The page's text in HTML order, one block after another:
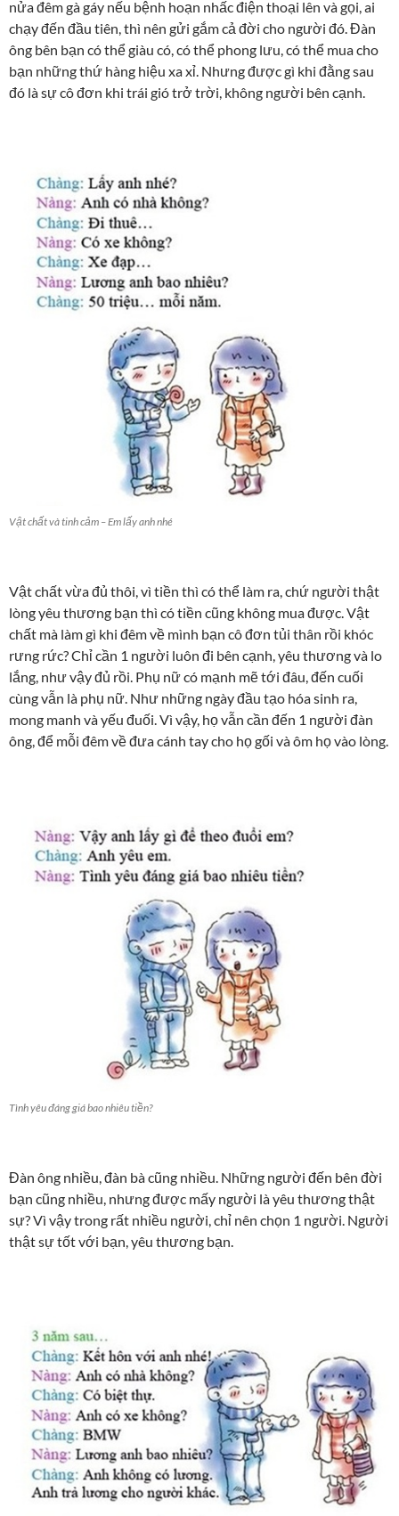
nửa đêm gà gáy nếu bệnh hoạn nhấc điện thoại lên và gọi, ai
chạy đến đầu tiên, thì nên gửi gắm cả đời cho người đó. Đàn
ông bên bạn có thể giàu có, có thể phong lưu, có thể mua cho
bạn những thứ hàng hiệu xa xỉ. Nhưng được gì khi đằng sau
đó là sự cô đơn khi trái gió trở trời, không người bên cạnh.
Vật chất và tinh cảm – Em lấy anh nhé
Vật chất vừa đủ thôi, vì tiền thì có thể làm ra, chứ người thật
lòng yêu thương bạn thì có tiền cũng không mua được. Vật
chất mà làm gì khi đêm về mình bạn cô đơn tủi thân rồi khóc
rưng rức? Chỉ cần 1 người luôn đi bên cạnh, yêu thương và lo
lắng, như vậy đủ rồi. Phụ nữ có mạnh mẽ tới đâu, đến cuối
cùng vẫn là phụ nữ. Như những ngày đầu tạo hóa sinh ra,
mong manh và yếu đuối. Vì vậy, họ vẫn cần đến 1 người đàn
ông, để mỗi đêm về đưa cánh tay cho họ gối và ôm họ vào lòng.
Tình yêu đáng giá bao nhiêu tiền?
Đàn ông nhiều, đàn bà cũng nhiều. Những người đến bên đời
bạn cũng nhiều, nhưng được mấy người là yêu thương thật
sự? Vì vậy trong rất nhiều người, chỉ nên chọn 1 người. Người
thật sự tốt với bạn, yêu thương bạn.